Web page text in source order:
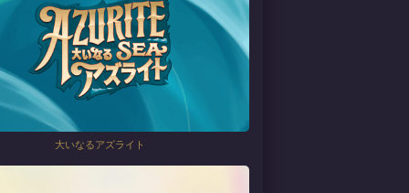
大いなるアズライト